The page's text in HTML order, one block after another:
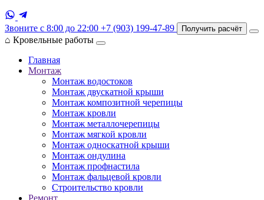
Звоните с 8:00 до 22:00 +7 (903) 199-47-89 Получить расчёт
⌂ Кровельные работы
Главная
Монтаж
Монтаж водостоков
Монтаж двускатной крыши
Монтаж композитной черепицы
Монтаж кровли
Монтаж металлочерепицы
Монтаж мягкой кровли
Монтаж односкатной крыши
Монтаж ондулина
Монтаж профнастила
Монтаж фальцевой кровли
Строительство кровли
Ремонт